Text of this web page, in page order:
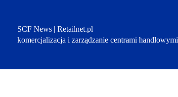
SCF News | Retailnet.pl
komercjalizacja i zarządzanie centrami handlowymi